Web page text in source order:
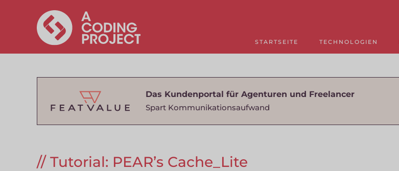
STARTSEITE TECHNOLOGIEN
Das Kundenportal für Agenturen und Freelancer
Spart Kommunikationsaufwand
Tutorial: PEAR’s Cache_Lite